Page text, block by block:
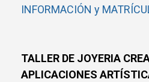
INFORMACIÓN y
TALLER DE JOYERIA
APLICACIONES